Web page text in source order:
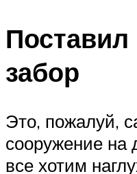
Поставил
забор
Это, пожалуй,
сооружение на
все хотим